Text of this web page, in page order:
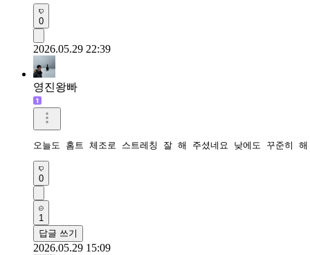
0
2026.05.29 22:39
영진왕빠
오늘도 홈트 체조로 스트레칭 잘 해 주셨네요 낮에도 꾸준히
0
1
답글 쓰기
2026.05.29 15:09